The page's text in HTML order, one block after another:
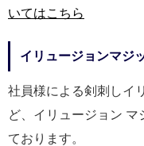
いてはこちら
イリュージョンマジ
社員様による剣刺しイ
ど、イリュージョン
ております。